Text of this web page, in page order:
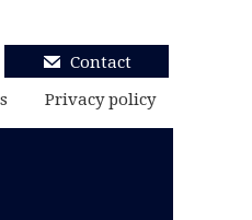
Contact
Privacy policy